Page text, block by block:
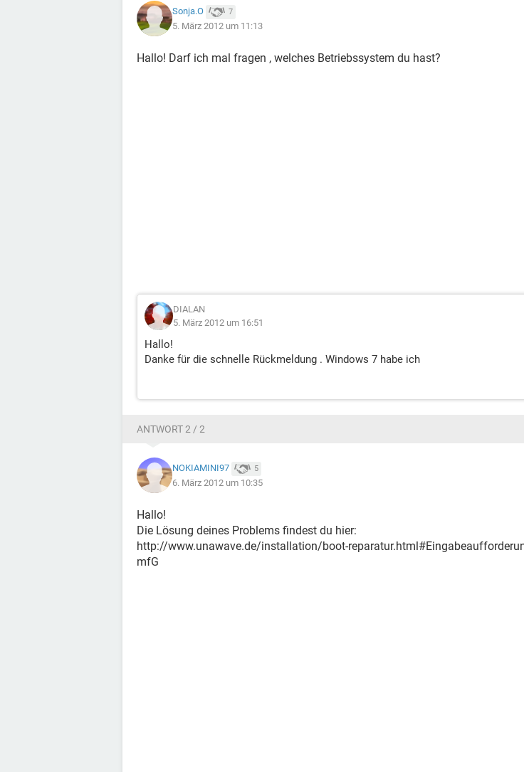
Sonja.O 7
5. März 2012 um 11:13
Hallo! Darf ich mal fragen , welches Betriebssystem du hast?
DIALAN
5. März 2012 um 16:51
Hallo!
Danke für die schnelle Rückmeldung . Windows 7 habe ich
ANTWORT 2 / 2
NOKIAMINI97 5
6. März 2012 um 10:35
Hallo!
Die Lösung deines Problems findest du hier:
http://www.unawave.de/installation/boot-
mfG